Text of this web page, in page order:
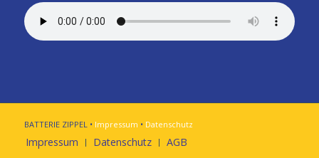
BATTERIE ZIPPEL • Impressum • Datenschutz
Impressum Datenschutz AGB